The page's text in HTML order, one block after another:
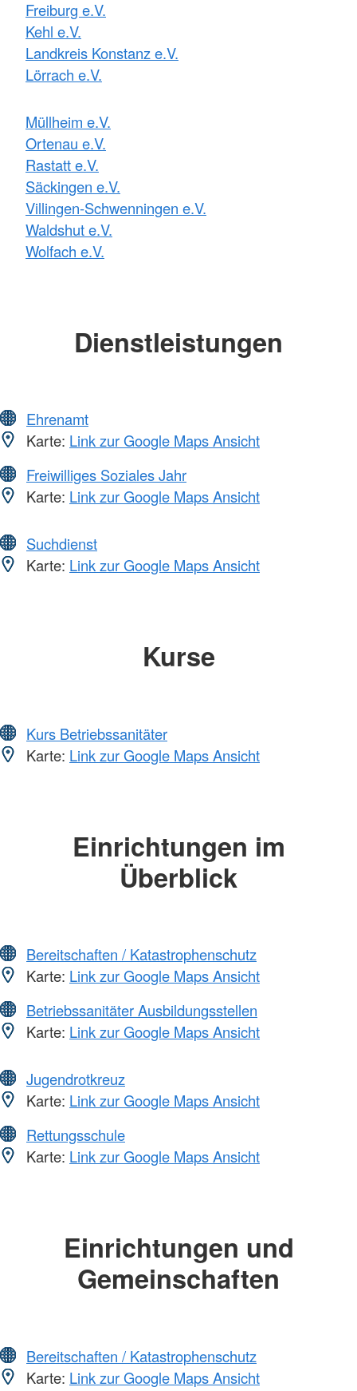
Freiburg e.V.
Kehl e.V.
Landkreis Konstanz e.V.
Lörrach e.V.
Müllheim e.V.
Ortenau e.V.
Rastatt e.V.
Säckingen e.V.
Villingen-Schwenningen e.V.
Waldshut e.V.
Wolfach e.V.
Dienstleistungen
Ehrenamt
Karte: Link zur Google Maps Ansicht
Freiwilliges Soziales Jahr
Karte: Link zur Google Maps Ansicht
Suchdienst
Karte: Link zur Google Maps Ansicht
Kurse
Kurs Betriebssanitäter
Karte: Link zur Google Maps Ansicht
Einrichtungen im
Überblick
Bereitschaften / Katastrophenschutz
Karte: Link zur Google Maps Ansicht
Betriebssanitäter Ausbildungsstellen
Karte: Link zur Google Maps Ansicht
Jugendrotkreuz
Karte: Link zur Google Maps Ansicht
Rettungsschule
Karte: Link zur Google Maps Ansicht
Einrichtungen und
Gemeinschaften
Bereitschaften / Katastrophenschutz
Karte: Link zur Google Maps Ansicht